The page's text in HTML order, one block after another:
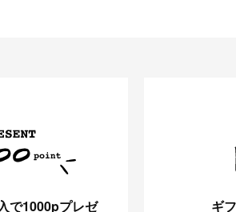
で1000pプレゼ
ギ